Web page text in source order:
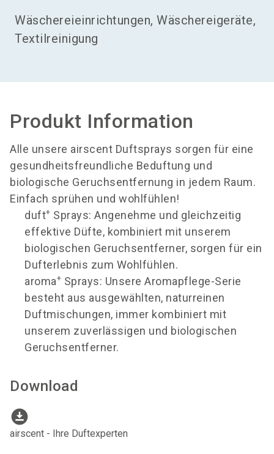
Wäschereieinrichtungen, Wäschereigeräte,
Textilreinigung
Produkt Information
Alle unsere airscent Duftsprays sorgen für eine
gesundheitsfreundliche Beduftung und
biologische Geruchsentfernung in jedem Raum.
Einfach sprühen und wohlfühlen!
duft+ Sprays: Angenehme und gleichzeitig
effektive Düfte, kombiniert mit unserem
biologischen Geruchsentferner, sorgen für ein
Dufterlebnis zum Wohlfühlen.
aroma+ Sprays: Unsere Aromapflege-Serie
besteht aus ausgewählten, naturreinen
Duftmischungen, immer kombiniert mit
unserem zuverlässigen und biologischen
Geruchsentferner.
Download
download_for_offline
airscent - Ihre Duftexperten